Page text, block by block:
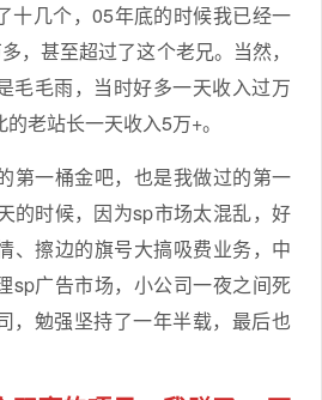
十几个，05年底的时候我已经一
，甚至超过了这个老兄。当然，
毛毛雨，当时好多一天收入过万
老站长一天收入5万+。
第一桶金吧，也是我做过的第一
的时候，因为sp市场太混乱，好
、擦边的旗号大搞吸费业务，中
sp广告市场，小公司一夜之间死
，勉强坚持了一年半载，最后也